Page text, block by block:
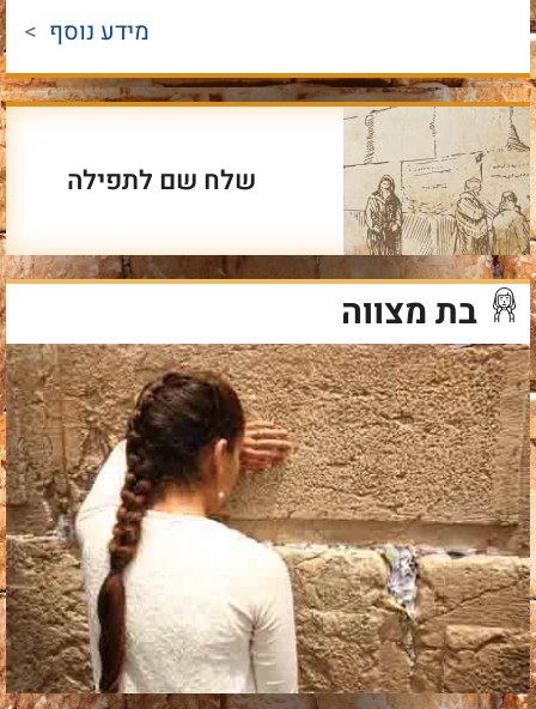
מידע נוסף >
שלח שם לתפילה
בת מצווה